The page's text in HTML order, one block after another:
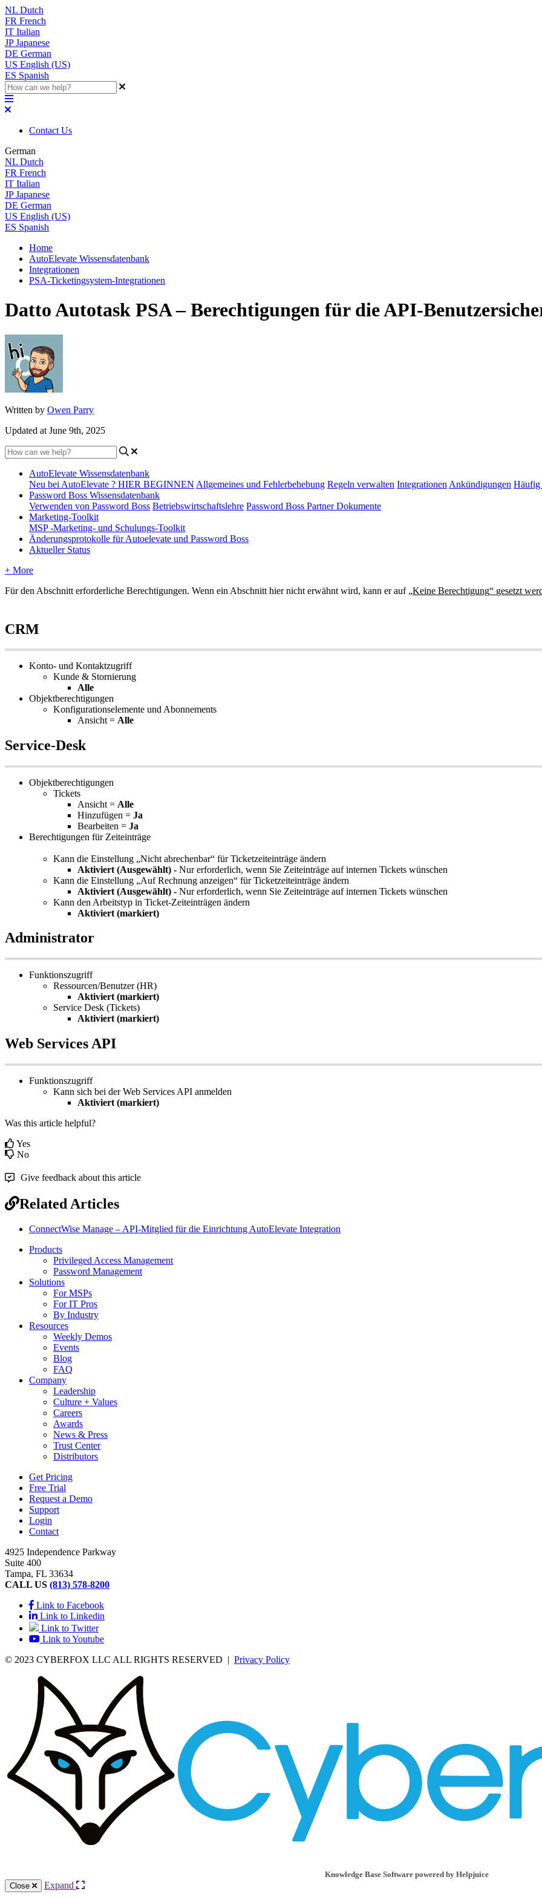
NL Dutch
FR French
IT Italian
JP Japanese
DE German
US English (US)
ES Spanish
Contact Us
German
NL Dutch
FR French
IT Italian
JP Japanese
DE German
US English (US)
ES Spanish
Home
AutoElevate Wissensdatenbank
Integrationen
PSA-Ticketingsystem-Integrationen
Datto Autotask PSA – Berechtigungen für die API-
Written by Owen Parry
Updated at June 9th, 2025
AutoElevate Wissensdatenbank
Neu bei AutoElevate ? HIER BEGINNEN Allgemeines und Fehlerbehebung Regeln verwalten Integrationen Ankündigungen Häufig
Password Boss Wissensdatenbank
Verwenden von Password Boss Betriebswirtschaftslehre Password Boss Partner Dokumente
Marketing-Toolkit
MSP -Marketing- und Schulungs-Toolkit
Änderungsprotokolle für Autoelevate und Password Boss
Aktueller Status
+ More
Für den Abschnitt erforderliche Berechtigungen. Wenn ein Abschnitt hier nicht erwähnt wird, kann er auf „Keine Berechtigung“ gesetzt
CRM
Konto- und Kontaktzugriff
Kunde & Stornierung
Alle
Objektberechtigungen
Konfigurationselemente und Abonnements
Ansicht = Alle
Service-Desk
Objektberechtigungen
Tickets
Ansicht = Alle
Hinzufügen = Ja
Bearbeiten = Ja
Berechtigungen für Zeiteinträge
Kann die Einstellung „Nicht abrechenbar“ für Ticketzeiteinträge ändern
Aktiviert (Ausgewählt) - Nur erforderlich, wenn Sie Zeiteinträge auf internen Tickets wünschen
Kann die Einstellung „Auf Rechnung anzeigen“ für Ticketzeiteinträge ändern
Aktiviert (Ausgewählt) - Nur erforderlich, wenn Sie Zeiteinträge auf internen Tickets wünschen
Kann den Arbeitstyp in Ticket-Zeiteinträgen ändern
Aktiviert (markiert)
Administrator
Funktionszugriff
Ressourcen/Benutzer (HR)
Aktiviert (markiert)
Service Desk (Tickets)
Aktiviert (markiert)
Web Services API
Funktionszugriff
Kann sich bei der Web Services API anmelden
Aktiviert (markiert)
Was this article helpful?
Yes
No
Give feedback about this article
Related Articles
ConnectWise Manage – API-Mitglied für die Einrichtung AutoElevate Integration
Products
Privileged Access Management
Password Management
Solutions
For MSPs
For IT Pros
By Industry
Resources
Weekly Demos
Events
Blog
FAQ
Company
Leadership
Culture + Values
Careers
Awards
News & Press
Trust Center
Distributors
Get Pricing
Free Trial
Request a Demo
Support
Login
Contact
4925 Independence Parkway
Suite 400
Tampa, FL 33634
CALL US (813) 578-8200
Link to Facebook
Link to Linkedin
Link to Twitter
Link to Youtube
© 2023 CYBERFOX LLC ALL RIGHTS RESERVED | Privacy Policy
Knowledge Base Software powered by Helpjuice
Close
Expand